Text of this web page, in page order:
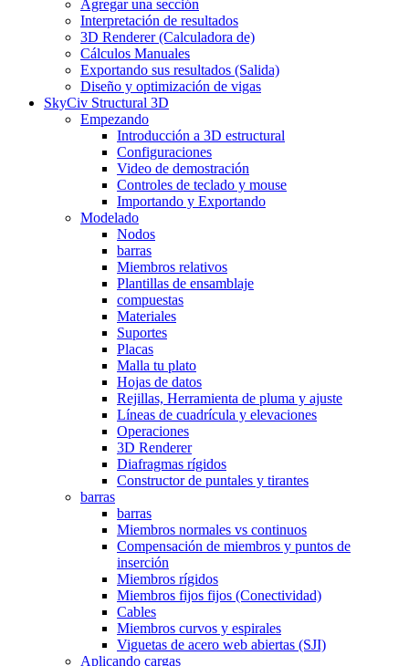
Agregar una sección
Interpretación de resultados
3D Renderer (Calculadora de)
Cálculos Manuales
Exportando sus resultados (Salida)
Diseño y optimización de vigas
SkyCiv Structural 3D
Empezando
Introducción a 3D estructural
Configuraciones
Video de demostración
Controles de teclado y mouse
Importando y Exportando
Modelado
Nodos
barras
Miembros relativos
Plantillas de ensamblaje
compuestas
Materiales
Suportes
Placas
Malla tu plato
Hojas de datos
Rejillas, Herramienta de pluma y ajuste
Líneas de cuadrícula y elevaciones
Operaciones
3D Renderer
Diafragmas rígidos
Constructor de puntales y tirantes
barras
barras
Miembros normales vs continuos
Compensación de miembros y puntos de
inserción
Miembros rígidos
Miembros fijos fijos (Conectividad)
Cables
Miembros curvos y espirales
Viguetas de acero web abiertas (SJI)
Aplicando cargas